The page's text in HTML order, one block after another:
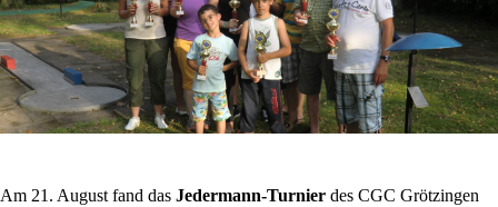
Am 21. August fand das Jedermann-Turnier des CGC Grötzingen